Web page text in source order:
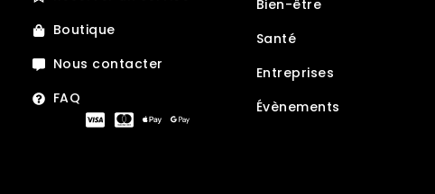
Boutique
Nous contacter
FAQ
Bien-être
Santé
Entreprises
Évènements